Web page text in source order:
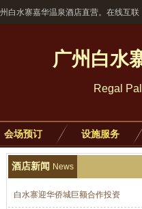
白水寨嘉华温泉酒店直营。在线互
广州白水
Regal
会场预订 设施服务
酒店新闻 News
白水寨迎华侨城巨额合作投资